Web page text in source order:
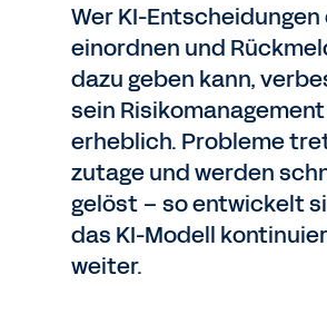
Wer KI-
einordnen und
dazu geben kann,
sein Risikomanagement
erheblich. Probleme
zutage und werden
gelöst – so entwickelt
das KI-Modell
weiter.